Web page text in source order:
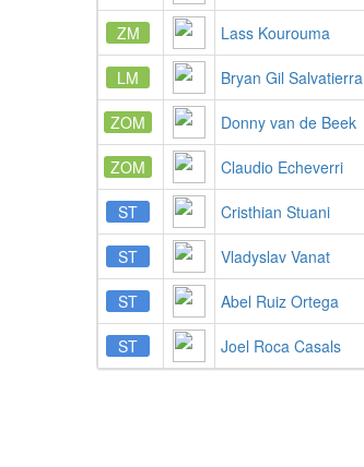
ZM Lass Kourouma
LM Bryan Gil Salvatierra
ZOM Donny van de Beek
ZOM Claudio Echeverri
ST Cristhian Stuani
ST Vladyslav Vanat
ST Abel Ruiz Ortega
ST Joel Roca Casals